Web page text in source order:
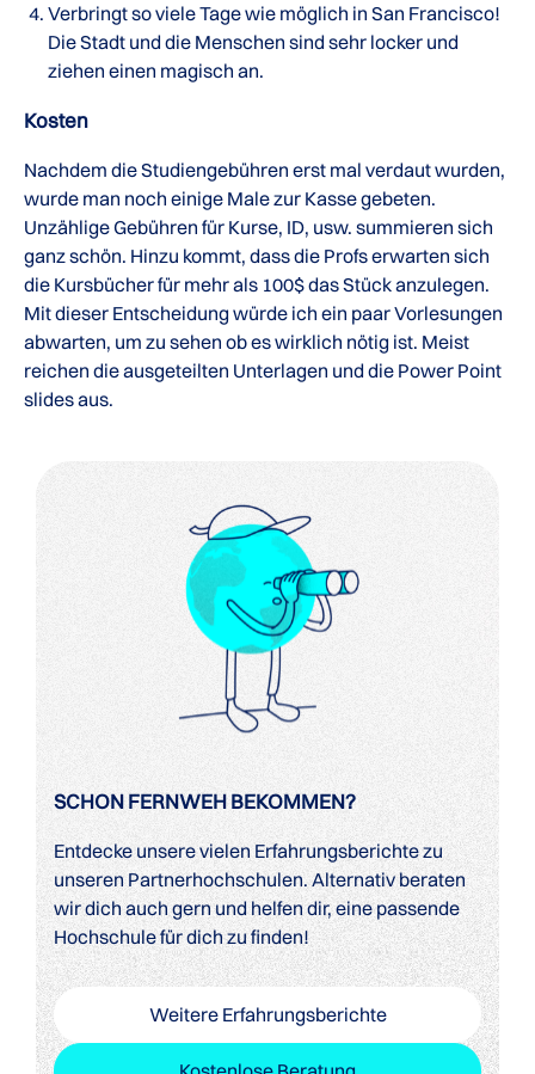
Verbringt so viele Tage wie möglich in San Francisco!
Die Stadt und die Menschen sind sehr locker und
ziehen einen magisch an.
Kosten
Nachdem die Studiengebühren erst mal verdaut wurden,
wurde man noch einige Male zur Kasse gebeten.
Unzählige Gebühren für Kurse, ID, usw. summieren sich
ganz schön. Hinzu kommt, dass die Profs erwarten sich
die Kursbücher für mehr als 100$ das Stück anzulegen.
Mit dieser Entscheidung würde ich ein paar Vorlesungen
abwarten, um zu sehen ob es wirklich nötig ist. Meist
reichen die ausgeteilten Unterlagen und die Power Point
slides aus.
SCHON FERNWEH BEKOMMEN?
Entdecke unsere vielen Erfahrungsberichte zu
unseren Partnerhochschulen. Alternativ beraten
wir dich auch gern und helfen dir, eine passende
Hochschule für dich zu finden!
Weitere Erfahrungsberichte